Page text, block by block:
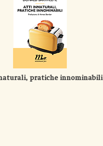
pratiche innominabili